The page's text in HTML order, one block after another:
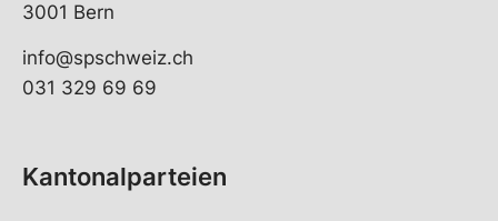
3001 Bern
info@spschweiz.ch
031 329 69 69
Kantonalparteien